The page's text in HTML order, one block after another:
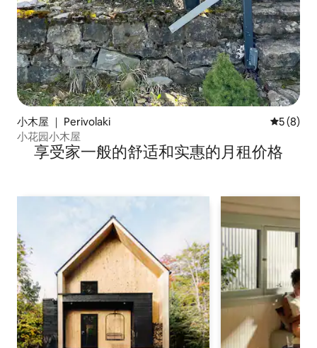
小木屋 ｜ Perivolaki 平均评分
5 (8)
小花园小木屋
享受家一般的舒适和实惠的月租价格